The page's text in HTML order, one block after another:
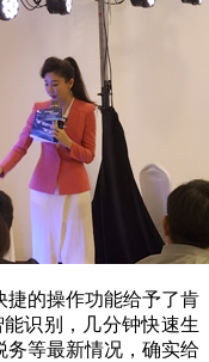
的操作功能给予了肯
识别，几分钟快速生
务等最新情况，确实给